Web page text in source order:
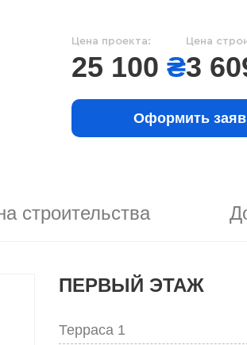
Цена проекта:
25 100 ₴
Цена
3
Оформить
строительства
ПЕРВЫЙ ЭТАЖ
Терраса 1